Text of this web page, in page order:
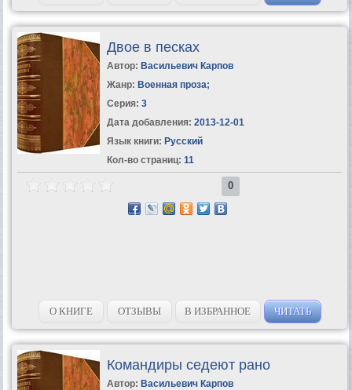
Двое в песках
Автор: Васильевич Карпов
Жанр: Военная проза;
Серия: 3
Дата добавления: 2013-12-01
Язык книги: Русский
Кол-во страниц: 11
0
О КНИГЕ ОТЗЫВЫ В ИЗБРАННОЕ ЧИТАТЬ
Командиры седеют рано
Автор: Васильевич Карпов